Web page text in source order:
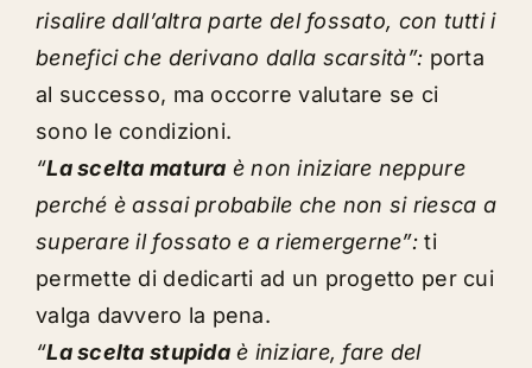
risalire dall’altra parte del fossato, con tutti i
benefici che derivano dalla scarsità”: porta
al successo, ma occorre valutare se ci
sono le condizioni.
“La scelta matura è non iniziare neppure
perché è assai probabile che non si riesca a
superare il fossato e a riemergerne”:ti
permette di dedicarti ad un progetto per cui
valga davvero la pena.
“La scelta stupidaè iniziare, fare del